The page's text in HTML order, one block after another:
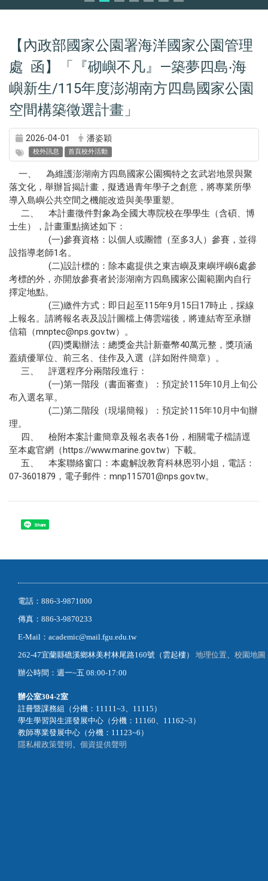
【內政部國家公園署海洋國家公園管理
處 函】「『砌嶼不凡』—築夢四島‧海
嶼新生/115年度澎湖南方四島國家公園
空間構築徵選計畫」
2026-04-01 潘姿穎
校外訊息 首頁校外活動
一、 為維護澎湖南方四島國家公園獨特之玄武岩地景與聚
落文化，舉辦旨揭計畫，擬透過青年學子之創意，將專業所學
導入島嶼公共空間之機能改造與美學重塑。
二、 本計畫徵件對象為全國大專院校在學學生（含碩、博
士生），計畫重點摘述如下：
(一)參賽資格：以個人或團體（至多3人）參賽，並得
設指導老師1名。
(二)設計標的：除本處提供之東吉嶼及東嶼坪嶼6處參
考標的外，亦開放參賽者於澎湖南方四島國家公園範圍內自行
擇定地點。
(三)繳件方式：即日起至115年9月15日17時止，採線
上報名。請將報名表及設計圖檔上傳雲端後，將連結寄至承辦
信箱（mnptec@nps.gov.tw）。
(四)獎勵辦法：總獎金共計新臺幣40萬元整，獎項涵
蓋績優單位、前三名、佳作及入選（詳如附件簡章）。
三、 評選程序分兩階段進行：
(一)第一階段（書面審查）：預定於115年10月上旬公
布入選名單。
(二)第二階段（現場簡報）：預定於115年10月中旬辦
理。
四、 檢附本案計畫簡章及報名表各1份，相關電子檔請逕
至本處官網（https://www.marine.gov.tw）下載。
五、 本案聯絡窗口：本處解說教育科林恩羽小姐，電話：
07-3601879，電子郵件：mnp115701@nps.gov.tw。
Share
電話：886-3-9871000
傳真：886-3-9870233
E-Mail：academic@mail.fgu.edu.tw
262-47宜蘭縣礁溪鄉林美村林尾路160號（雲起樓） 地理位置、 校園地圖
辦公時間：週一~五 08:00-17:00
辦公室304-2室
註冊暨課務組（分機：11111~3、11115）
學生學習與生涯發展中心（分機：11160、11162~3）
教師專業發展中心（分機：11123~6）
隱私權政策聲明 、 個資提供聲明